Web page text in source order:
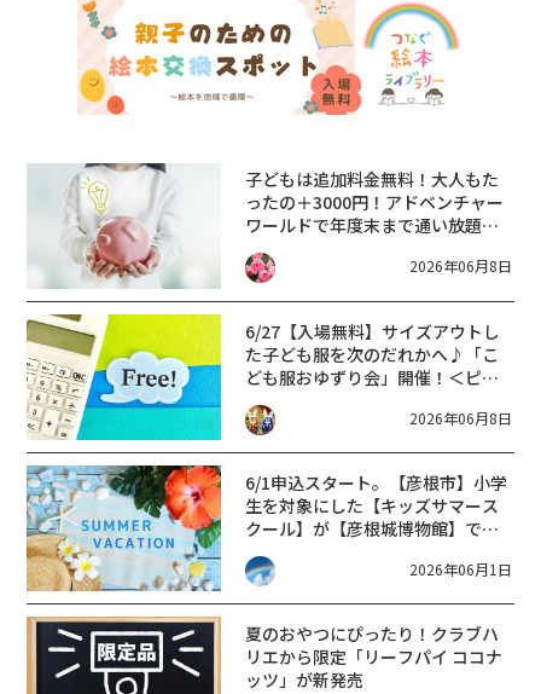
子どもは追加料金無料！大人もた
ったの＋3000円！アドベンチャー
ワールドで年度末まで通い放題
「無限アドベンチャーパス」を限
定販売！
2026年06月8日
6/27【入場無料】サイズアウトし
た子ども服を次のだれかへ♪「こ
ども服おゆずり会」開催！＜ピエ
リ守山＞
2026年06月8日
6/1申込スタート。【彦根市】小学
生を対象にした【キッズサマース
クール】が【彦根城博物館】で開
催。「ミニ掛軸をつくろう！」
2026年06月1日
夏のおやつにぴったり！クラブハ
リエから限定「リーフパイ ココナ
ッツ」が新発売